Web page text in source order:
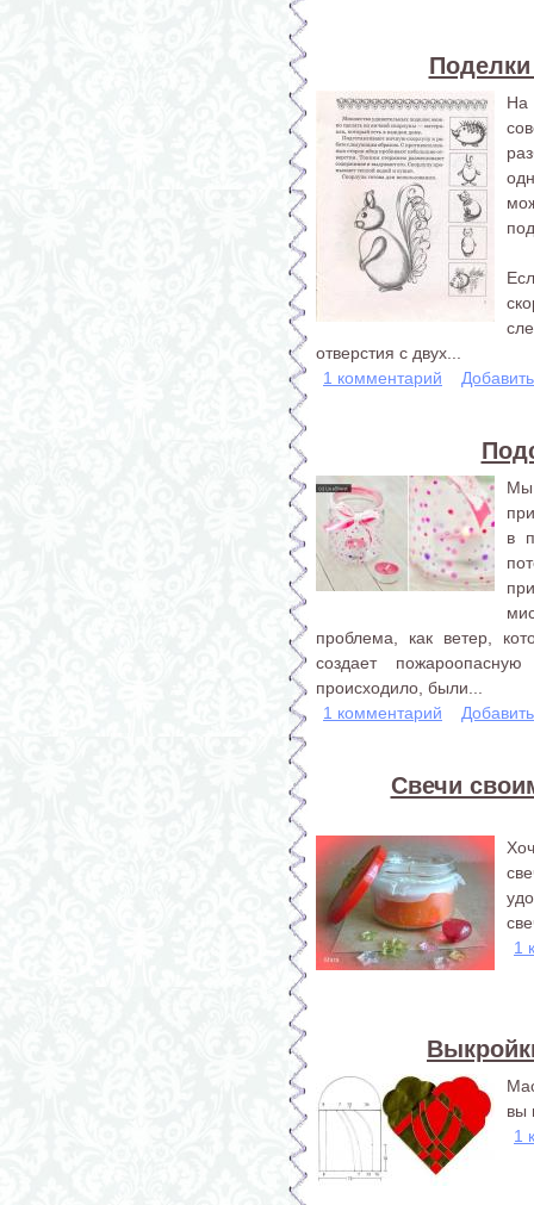
На
отверстия с двух...
1 комментарий
в
проблема, как ветер,
создает
происходило, были...
1 комментарий
Свечи
1
вы
1